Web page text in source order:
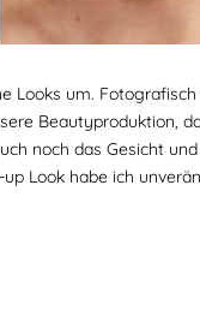
um.
Beautyproduktion,
noch das Gesicht
Look habe ich